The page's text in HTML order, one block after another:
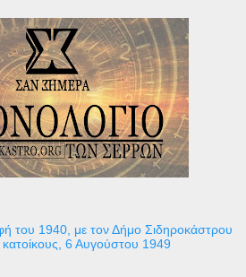
του 1940, με τον Δήμο Σιδηροκάστρου
κατοίκους, 6 Αυγούστου 1949